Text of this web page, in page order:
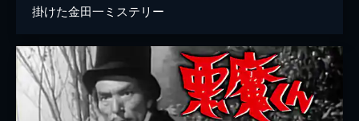
掛けた金田一ミステリー